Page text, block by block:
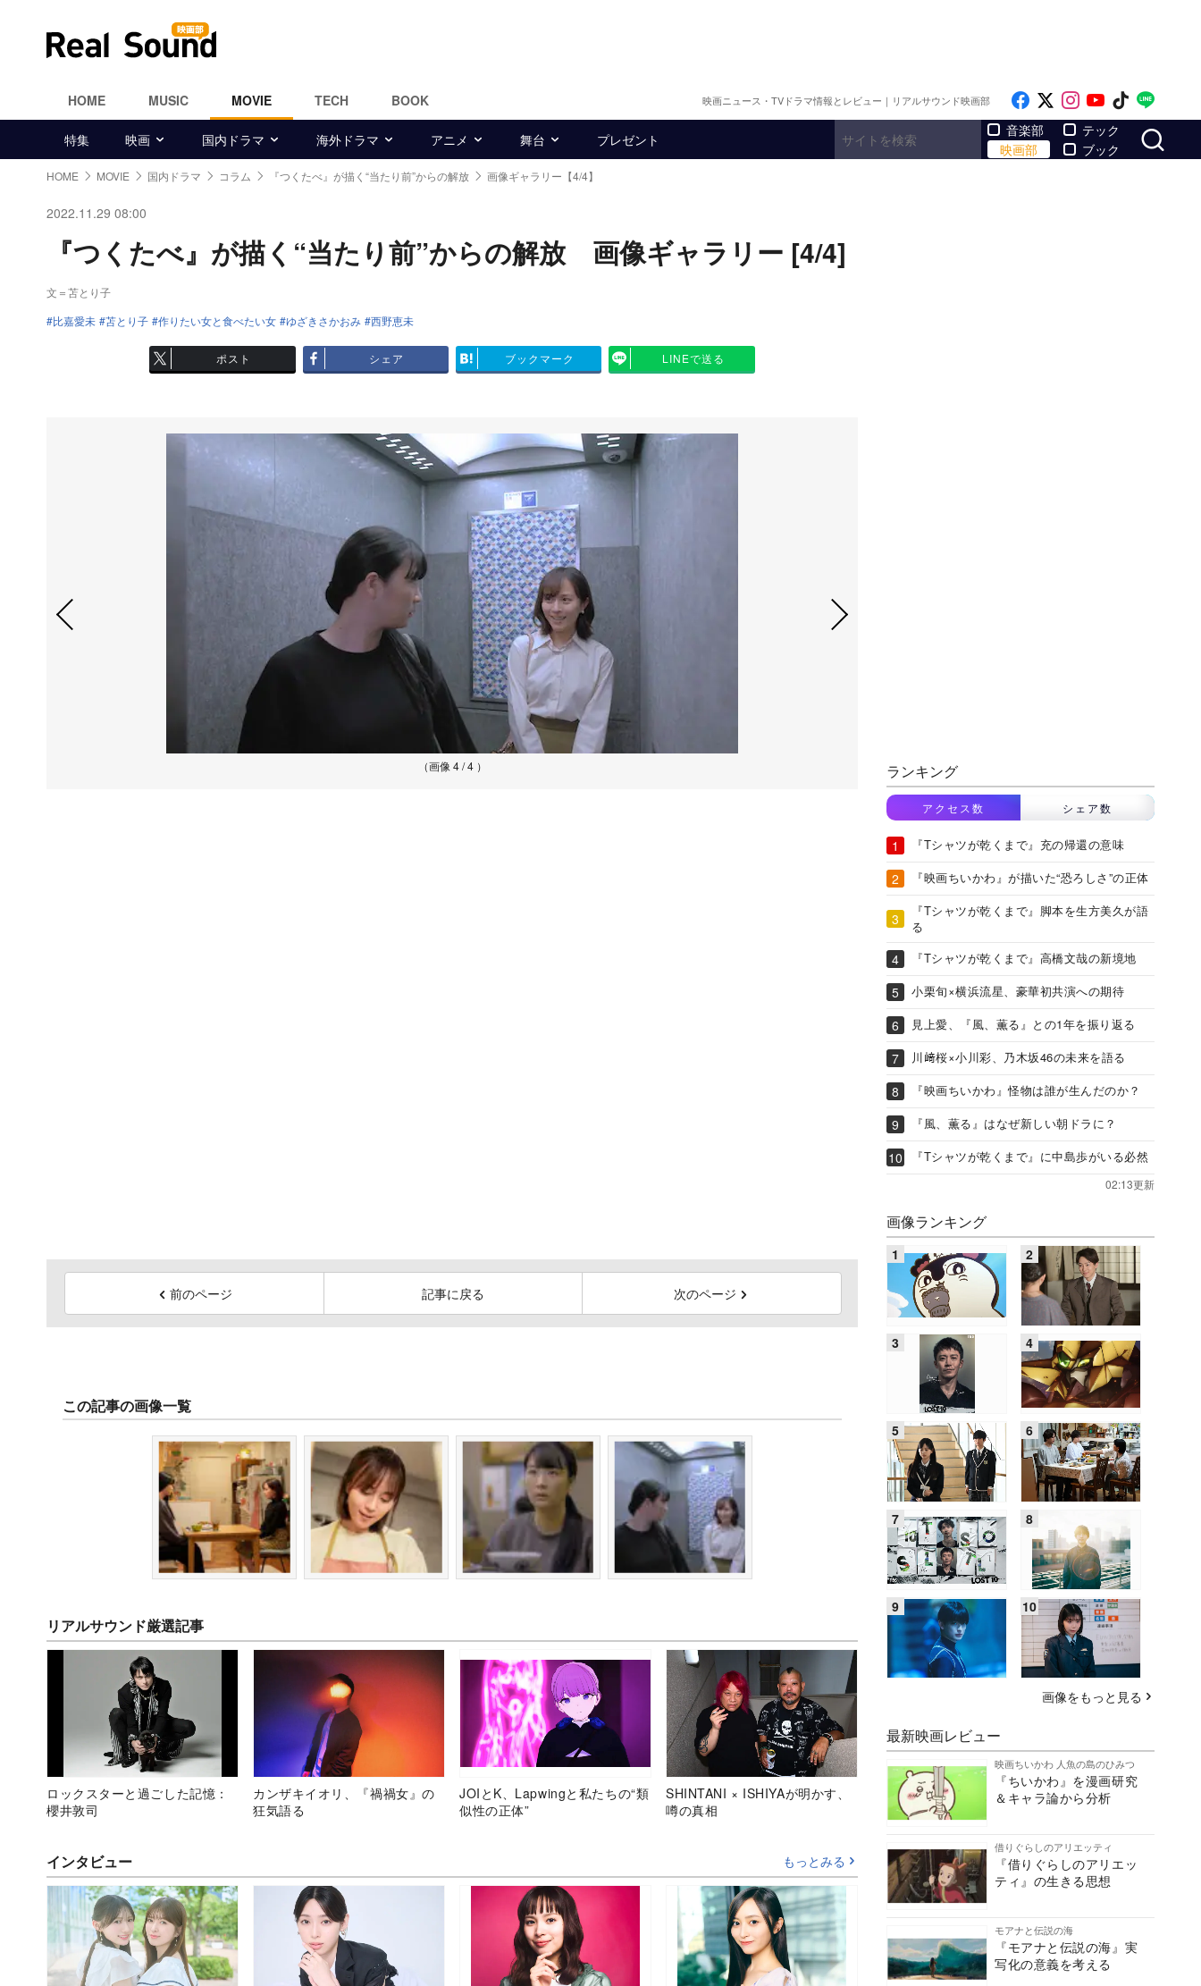
HOME MUSIC MOVIE TECH BOOK 映画ニュース・TVドラマ情報とレビュー｜リアルサウンド映画部 Like on Facebook
Follow on x
Follow on
Follow on
Follow
特集 映画 国内ドラマ 海外ドラマ アニメ 舞台 プレゼント
音楽部
映画部
テック
ブック
HOME MOVIE 国内ドラマ コラム 『つくたべ』が描く“当たり前”からの解放 画像ギャラリー【4/4】
2022.11.29 08:00
『つくたべ』が描く“当たり前”からの解放 画像ギャラリー [4/4]
文＝苫とり子
比嘉愛未
苫とり子 作りたい女と食べたい女 ゆざきさかおみ 西野恵未
ポスト シェア ブックマーク LINEで送る
（画像 4 / 4 ）
前のページ 記事に戻る 次のページ
この記事の画像一覧
リアルサウンド厳選記事
ロックスターと過ごした記憶：
櫻井敦司
カンザキイオリ、『禍禍女』の
狂気語る
JOIとK、Lapwingと私たちの“類
似性の正体”
SHINTANI × ISHIYAが明かす、
噂の真相
インタビュー もっとみる
ランキング
アクセス数 シェア数
『Tシャツが乾くまで』充の帰還の意味
『映画ちいかわ』が描いた“恐ろしさ”の正体
『Tシャツが乾くまで』脚本を生方美久が語
る
『Tシャツが乾くまで』高橋文哉の新境地
小栗旬×横浜流星、豪華初共演への期待
見上愛、『風、薫る』との1年を振り返る
川﨑桜×小川彩、乃木坂46の未来を語る
『映画ちいかわ』怪物は誰が生んだのか？
『風、薫る』はなぜ新しい朝ドラに？
『Tシャツが乾くまで』に中島歩がいる必然
02:13更新
画像ランキング
画像をもっと見る
最新映画レビュー
映画ちいかわ 人魚の島のひみつ
『ちいかわ』を漫画研究
＆キャラ論から分析
借りぐらしのアリエッティ
『借りぐらしのアリエッ
ティ』の生きる思想
モアナと伝説の海
『モアナと伝説の海』実
写化の意義を考える